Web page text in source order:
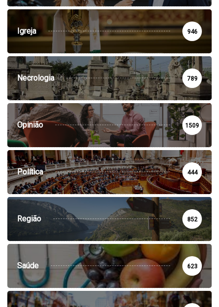
Igreja 946
Necrologia 789
Opinião 1509
Política 444
Região 852
Saúde 623